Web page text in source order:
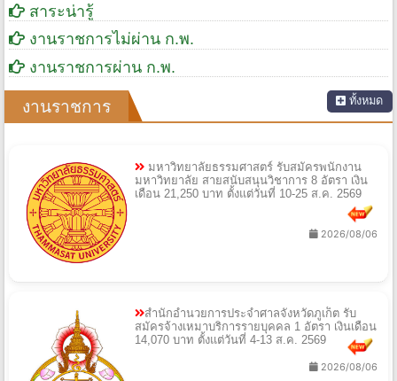
สาระน่ารู้
งานราชการไม่ผ่าน ก.พ.
งานราชการผ่าน ก.พ.
งานราชการ ทั้งหมด
มหาวิทยาลัยธรรมศาสตร์ รับสมัครพนักงาน
มหาวิทยาลัย สายสนับสนุนวิชาการ 8 อัตรา เงิน
เดือน 21,250 บาท ตั้งแต่วันที่ 10-25 ส.ค. 2569
2026/08/06
สำนักอำนวยการประจำศาลจังหวัดภูเก็ต รับ
สมัครจ้างเหมาบริการรายบุคคล 1 อัตรา เงินเดือน
14,070 บาท ตั้งแต่วันที่ 4-13 ส.ค. 2569
2026/08/06